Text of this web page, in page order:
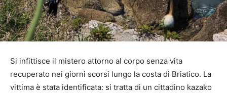
Si infittisce il mistero attorno al corpo senza vita
recuperato nei giorni scorsi lungo la costa di Briatico. La
vittima è stata identificata: si tratta di un cittadino kazako